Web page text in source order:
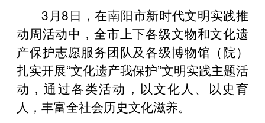
3月8日，在南阳市新时代文明实践推
动周活动中，全市上下各级文物和文化遗
产保护志愿服务团队及各级博物馆（院）
扎实开展“文化遗产我保护”文明实践主题活
动，通过各类活动，以文化人、以史育
人，丰富全社会历史文化滋养。